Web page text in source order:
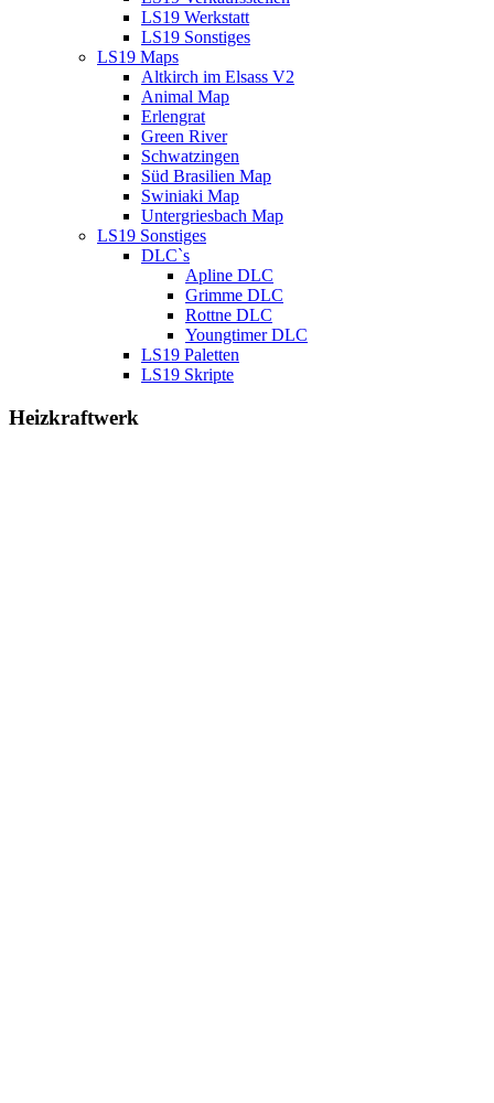
LS19 Werkstatt
LS19 Sonstiges
LS19 Maps
Altkirch im Elsass V2
Animal Map
Erlengrat
Green River
Schwatzingen
Süd Brasilien Map
Swiniaki Map
Untergriesbach Map
LS19 Sonstiges
DLC`s
Apline DLC
Grimme DLC
Rottne DLC
Youngtimer DLC
LS19 Paletten
LS19 Skripte
Heizkraftwerk